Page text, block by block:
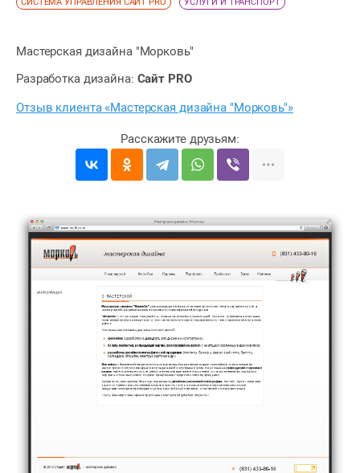
Мастерская дизайна "Морковь"
Разработка дизайна: Сайт PRO
Отзыв клиента «Мастерская дизайна "Морковь"»